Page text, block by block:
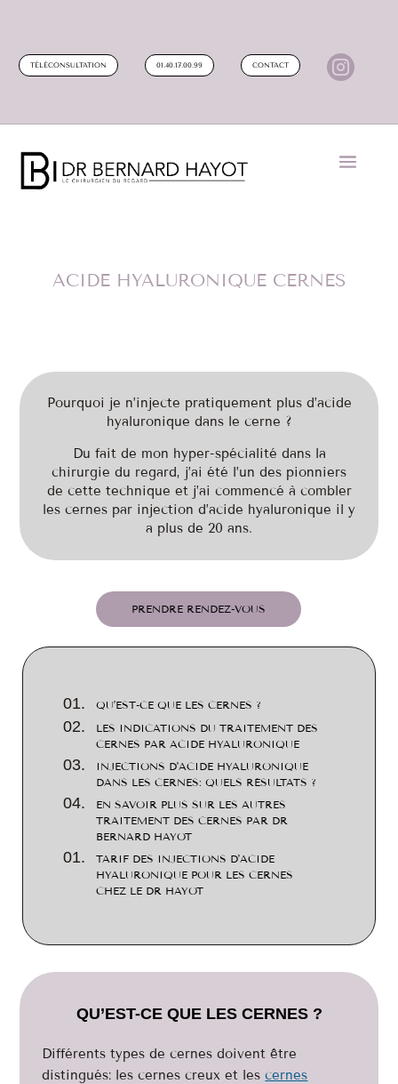
TÉLÉCONSULTATION 01.40.17.00.99 CONTACT 
ACIDE HYALURONIQUE CERNES
Pourquoi je n’injecte pratiquement plus d’acide
hyaluronique dans le cerne ?
Du fait de mon hyper-spécialité dans la
chirurgie du regard, j’ai été l’un des pionniers
de cette technique et j’ai commencé à combler
les cernes par injection d’acide hyaluronique il y
a plus de 20 ans.
PRENDRE RENDEZ-VOUS
QU’EST-CE QUE LES CERNES ?
LES INDICATIONS DU TRAITEMENT DES
CERNES PAR ACIDE HYALURONIQUE
INJECTIONS D'ACIDE HYALURONIQUE
DANS LES CERNES: QUELS RÉSULTATS ?
EN SAVOIR PLUS SUR LES AUTRES
TRAITEMENT DES CERNES PAR DR
BERNARD HAYOT
TARIF DES INJECTIONS D'ACIDE
HYALURONIQUE POUR LES CERNES
CHEZ LE DR HAYOT
QU’EST-CE QUE LES CERNES ?
Différents types de cernes doivent être
distingués: les cernes creux et lescernes